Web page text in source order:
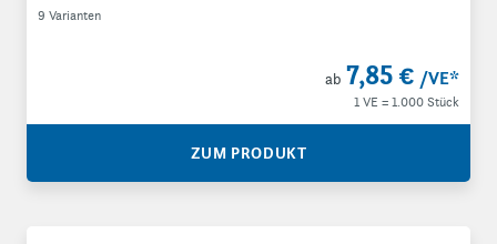
9 Varianten
ab 7,85 € /VE*
1 VE = 1.000 Stück
ZUM PRODUKT